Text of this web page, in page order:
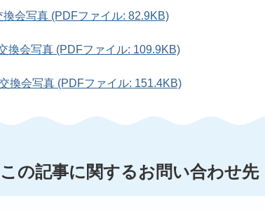
会写真 (PDFファイル: 82.9KB)
換会写真 (PDFファイル: 109.9KB)
換会写真 (PDFファイル: 151.4KB)
この記事に関するお問い合わせ先